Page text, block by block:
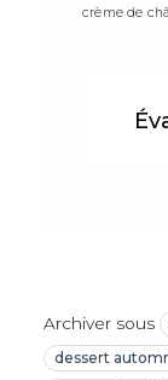
crème de
Archiver sous
dessert